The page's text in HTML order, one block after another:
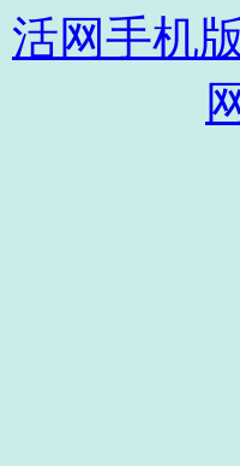
活网手机